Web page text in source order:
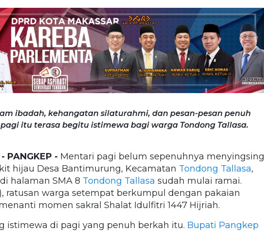
ibadah, kehangatan silaturahmi, dan pesan-pesan penuh
itu terasa begitu istimewa bagi warga Tondong Tallasa.
- Mentari pagi belum sepenuhnya menyingsing
hijau Desa Bantimurung, Kecamatan Tondong Tallasa,
halaman SMA 8 Tondong Tallasa sudah mulai ramai.
ratusan warga setempat berkumpul dengan pakaian
momen sakral Shalat Idulfitri 1447 Hijriah.
istimewa di pagi yang penuh berkah itu. Bupati Pangkep